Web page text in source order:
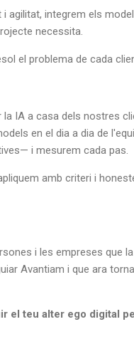
agilitat, integrem els
necessita.
el problema de cada
IA a casa dels nostres
en el dia a dia de
i mesurem cada pas.
amb criteri i
i les empreses que
Avantiam i que ara
el teu alter ego digital